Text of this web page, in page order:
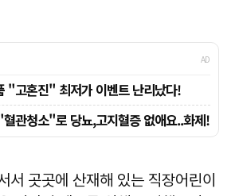
서 곳곳에 산재해 있는 직장어린이